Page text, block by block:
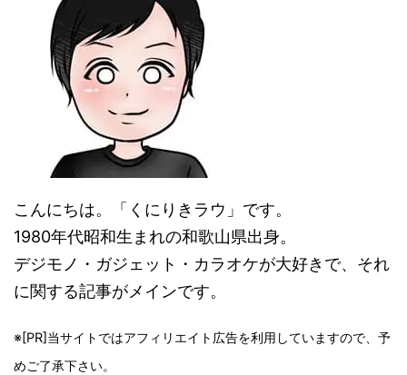
こんにちは。「くにりきラウ」です。
1980年代昭和生まれの和歌山県出身。
デジモノ・ガジェット・カラオケが大好きで、それ
に関する記事がメインです。
※[PR]当サイトではアフィリエイト広告を利用していますので、予
めご了承下さい。